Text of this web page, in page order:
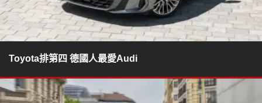
Toyota排第四 德國人最愛Audi